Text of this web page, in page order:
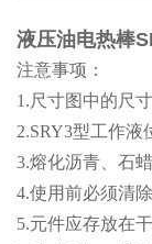
液压油电热棒
注意事项：
1.尺寸图中的尺
2.SRY3型工作
3.熔化沥青、石
4.使用前必须清
5.元件应存放在